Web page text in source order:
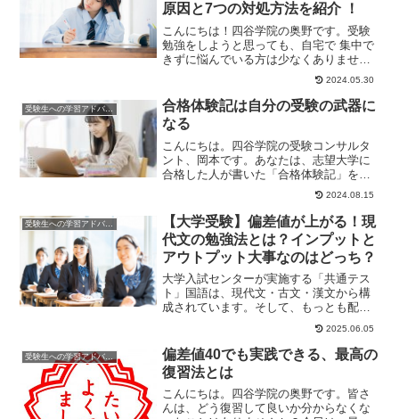
原因と7つの対処方法を紹介 ！
こんにちは！四谷学院の奥野です。受験
勉強をしようと思っても、自宅で 集中で
きずに悩んでいる方は少なくありませ
ん。志望校合格を叶えるためには、自宅
2024.05.30
受験生への学習アドバイス
合格体験記は自分の受験の武器に
なる
こんにちは。四谷学院の受験コンサルタ
ント、岡本です。あなたは、志望大学に
合格した人が書いた「合格体験記」を読
んだことがありますか？この記事では、
2024.08.15
【大学受験】偏差値が上がる！現
代文の勉強法とは？インプットと
アウトプット大事なのはどっち？
大学入試センターが実施する「共通テス
ト」国語は、現代文・古文・漢文から構
成されています。そして、もっとも配点
が多いのが「現代文」です。しかし、現
2025.06.05
受験生への学習アドバイス
偏差値40でも実践できる、最高の
復習法とは
こんにちは。四谷学院の奥野です。皆さ
んは、どう復習して良いか分からなくな